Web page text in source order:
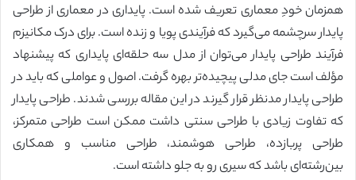
همزمان خودِ معماری تعریف شده است. پایداری در معماری از طراحی
پایدار سرچشمه می‌گیرد که فرآیندی پویا و زنده است. برای درک مکانیزم
فرآیند طراحی پایدار می‌توان از مدل سه حلقه‌ای پایداری که پیشنهاد
مؤلف است جای مدلی پیچیده‌تر بهره گرفت. اصول و عواملی که باید در
طراحی پایدار مدنظر قرار گیرند در این مقاله بررسی شدند. طراحی پایدار
که تفاوت زیادی با طراحی سنتی داشت ممکن است طراحی متمرکز،
طراحی پربازده، طراحی هوشمند، طراحی مناسب و همکاری
بین‌رشته‌ای باشد که سیری رو به جلو داشته است.